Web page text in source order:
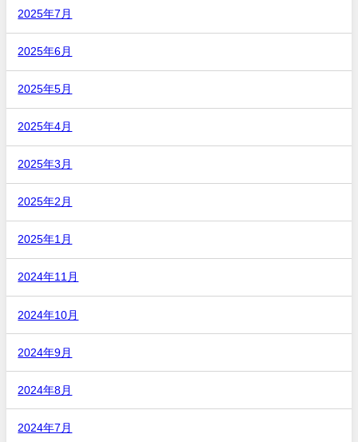
2025年7月
2025年6月
2025年5月
2025年4月
2025年3月
2025年2月
2025年1月
2024年11月
2024年10月
2024年9月
2024年8月
2024年7月